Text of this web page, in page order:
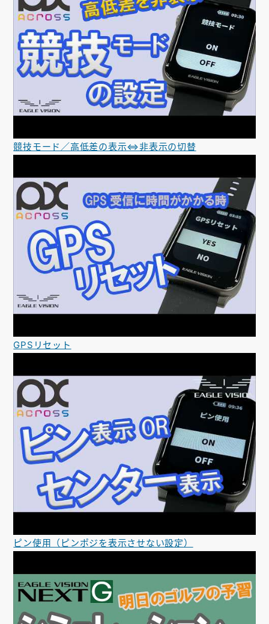
競技モード／高低差の表示⇔非表示の切替
GPSリセット
ピン使用（ピンポジを表示させない設定）